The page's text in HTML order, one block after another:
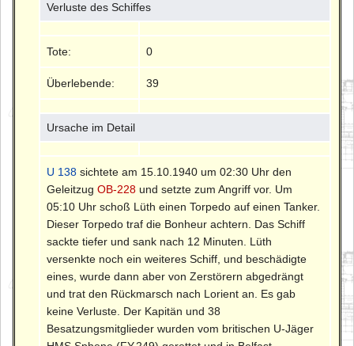
Verluste des Schiffes
Tote: 0
Überlebende: 39
Ursache im Detail
U 138 sichtete am 15.10.1940 um 02:30 Uhr den
GeleitzugOB-228 und setzte zum Angriff vor. Um
05:10 Uhr schoß Lüth einen Torpedo auf einen Tanker.
Dieser Torpedo traf die Bonheur achtern. Das Schiff
sackte tiefer und sank nach 12 Minuten. Lüth
versenkte noch ein weiteres Schiff, und beschädigte
eines, wurde dann aber von Zerstörern abgedrängt
und trat den Rückmarsch nach Lorient an. Es gab
keine Verluste. Der Kapitän und 38
Besatzungsmitglieder wurden vom britischen U-Jäger